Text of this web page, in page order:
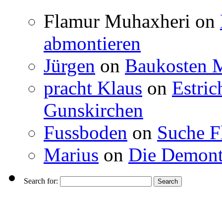
Flamur Muhaxheri on
abmontieren
Jürgen on Baukosten
pracht Klaus on
Gunskirchen
Fussboden on Suche
Marius on Die
Search for: